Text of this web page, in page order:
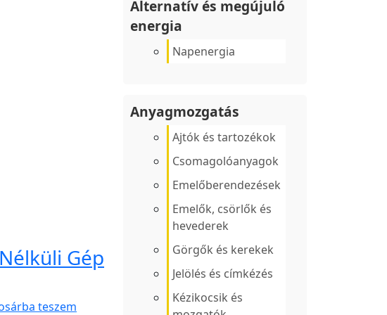
Gép
teszem
Alternatív és megújuló
energia
Napenergia
Anyagmozgatás
Ajtók és tartozékok
Csomagolóanyagok
Emelőberendezések
Emelők, csörlők és
hevederek
Görgők és kerekek
Jelölés és címkézés
Kézikocsik és